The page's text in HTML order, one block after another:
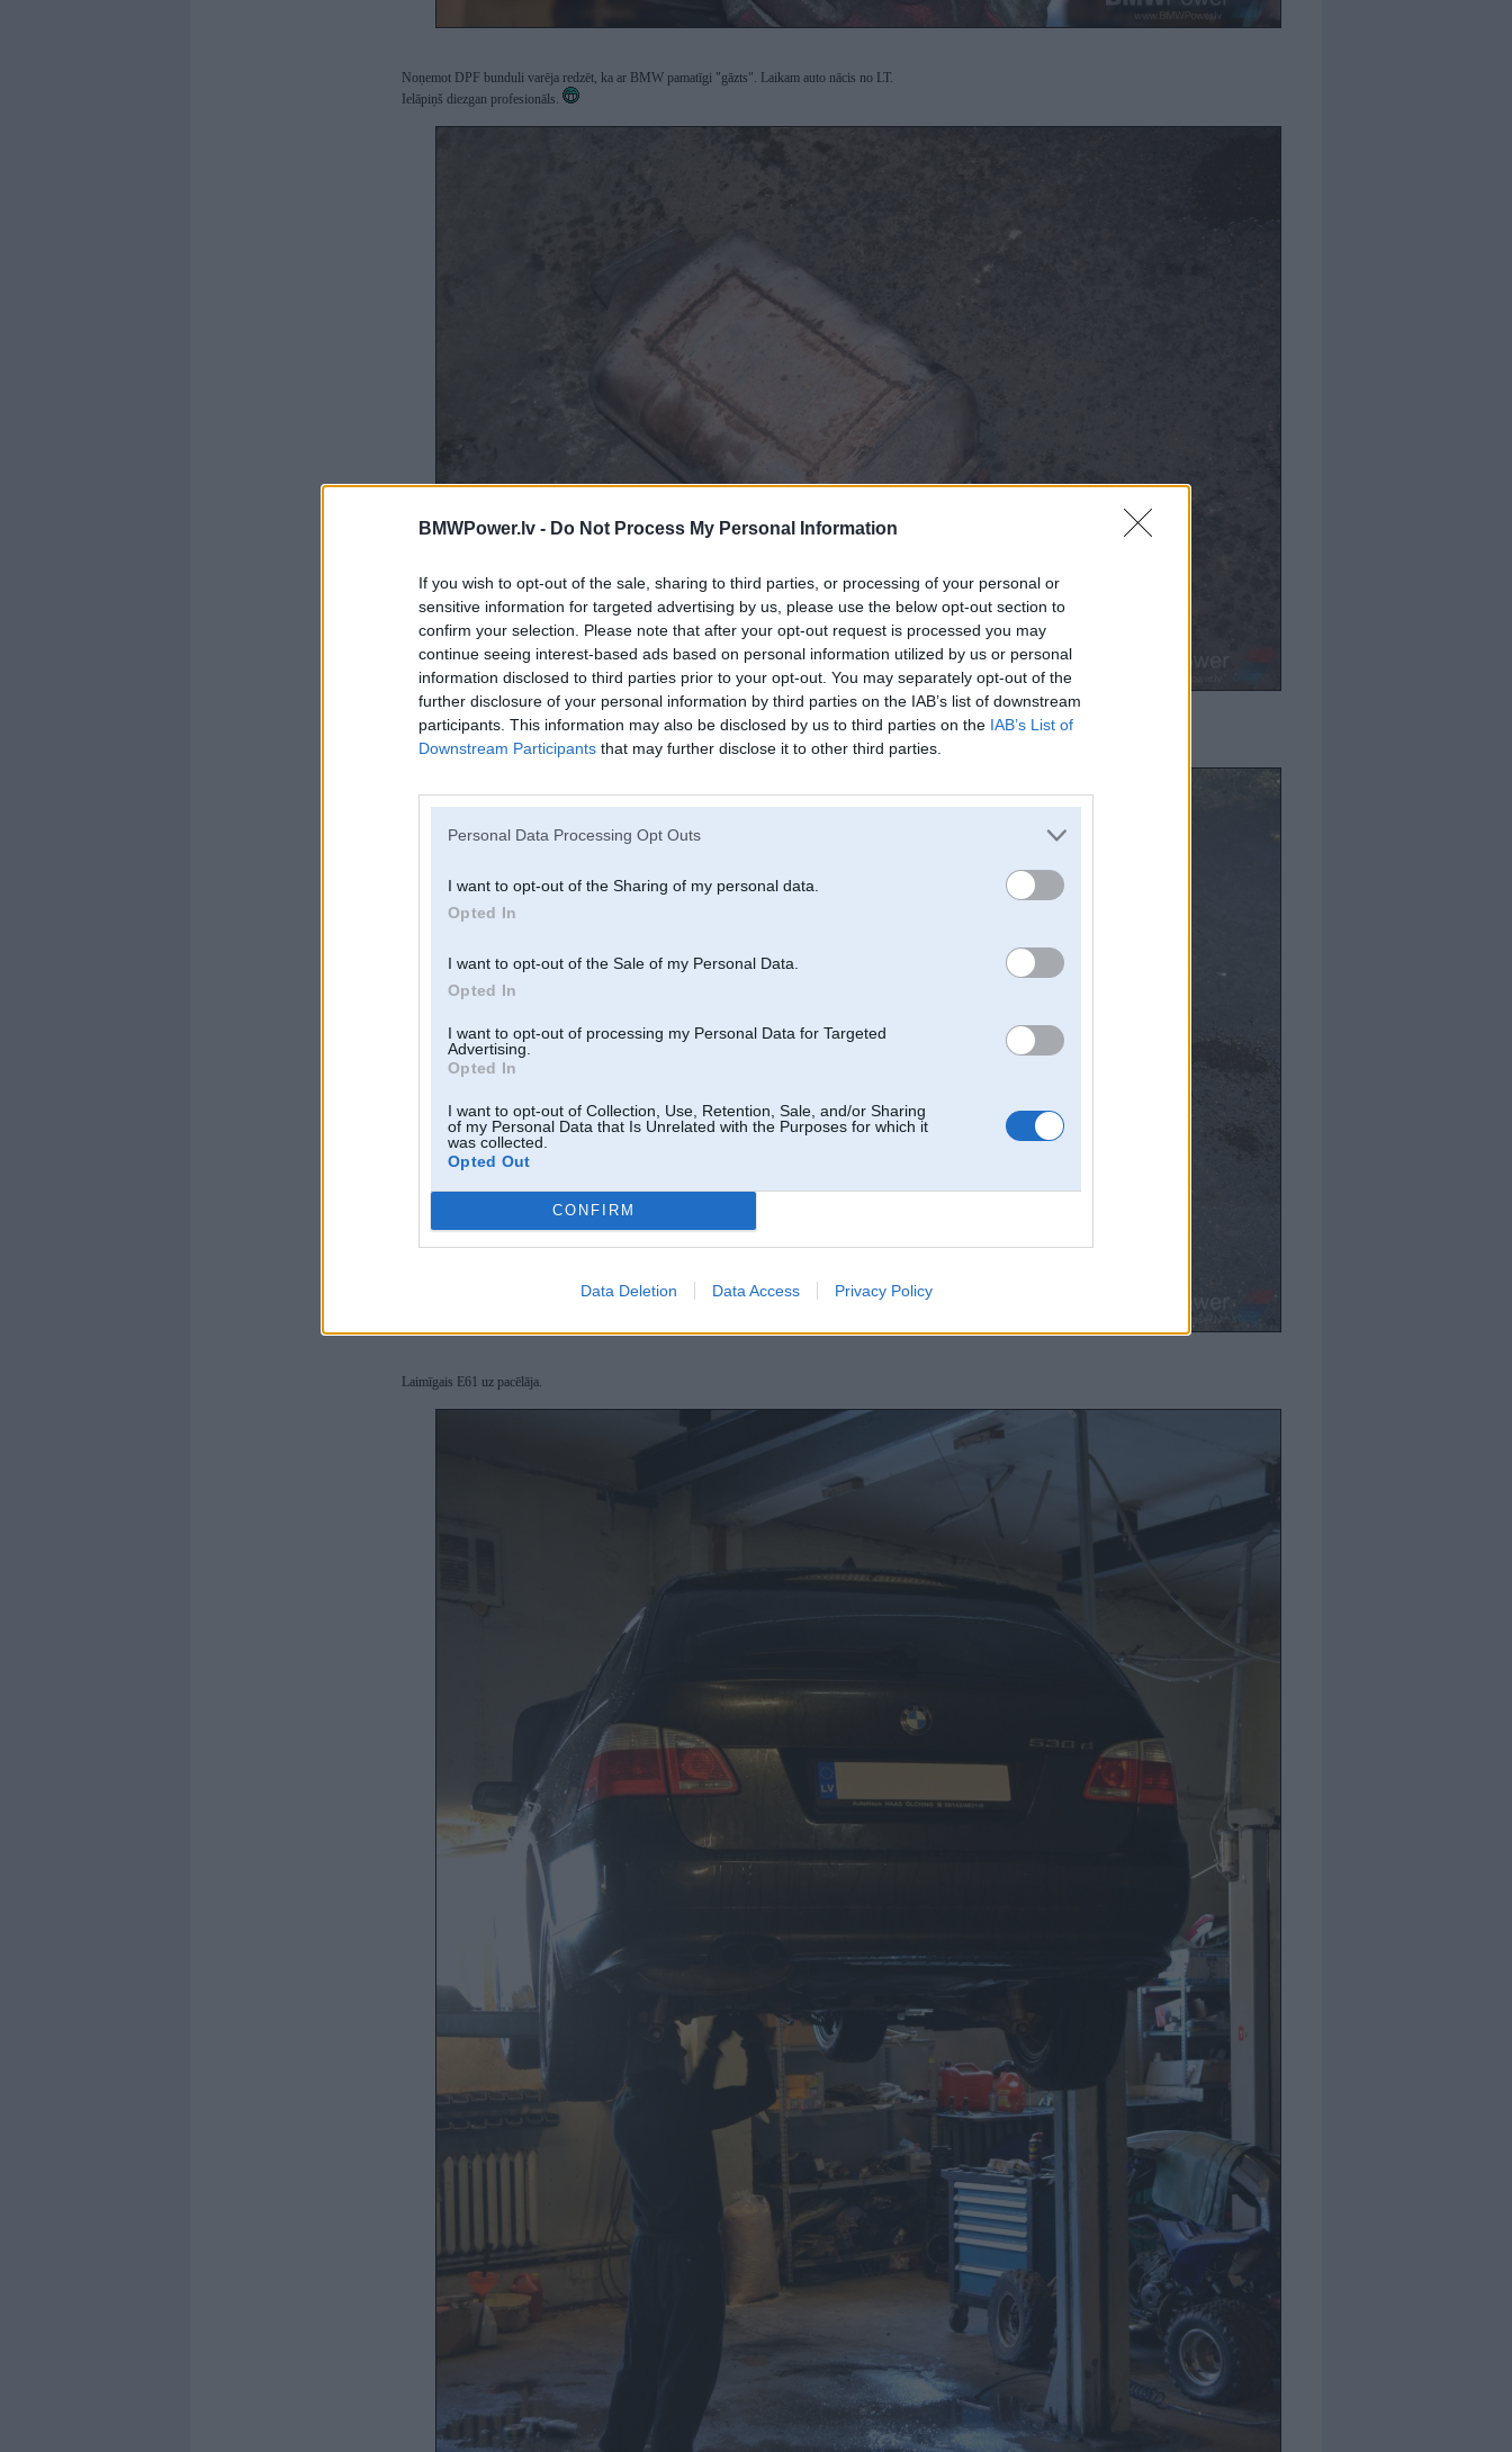
BMWPower.lv - Do Not Process My Personal Information
If you wish to opt-out of the sale, sharing to third parties, or processing of your personal or
sensitive information for targeted advertising by us, please use the below opt-out section to
confirm your selection. Please note that after your opt-out request is processed you may
continue seeing interest-based ads based on personal information utilized by us or personal
information disclosed to third parties prior to your opt-out. You may separately opt-out of the
further disclosure of your personal information by third parties on the IAB’s list of downstream
participants. This information may also be disclosed by us to third parties on the IAB’s List of
Downstream Participants that may further disclose it to other third parties.
Personal Data Processing Opt Outs
I want to opt-out of the Sharing of my personal data.
Opted In
I want to opt-out of the Sale of my Personal Data.
Opted In
I want to opt-out of processing my Personal Data for Targeted
Advertising.
Opted In
I want to opt-out of Collection, Use, Retention, Sale, and/or Sharing
of my Personal Data that Is Unrelated with the Purposes for which it
was collected.
Opted Out
CONFIRM
Data Deletion Data Access Privacy Policy
Noņemot DPF bunduli varēja redzēt, ka ar BMW pamatīgi "gāzts". Laikam auto nācis no LT.
Ielāpiņš diezgan profesionāls.
Zāģu skaidas noteikti bija pildījušas DPF funkciju. Interesanti kam šādas idejas rodās?!
Laimīgais E61 uz pacēlāja.